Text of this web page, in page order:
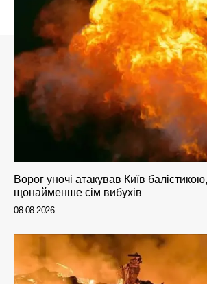
Ворог уночі атакував Київ
щонайменше сім вибухів
08.08.2026